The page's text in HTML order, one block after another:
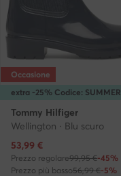
extra -25% Codice: SUMMER
Occasione
Tommy Hilfiger
Wellington · Blu scuro
Prezzo attuale
53,99 €
Prezzo regolare99,95 €-45%
Prezzo più basso56,99 €-5%